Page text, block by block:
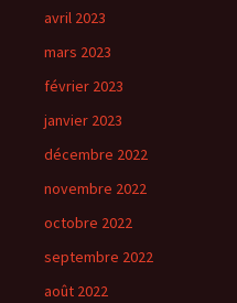
avril 2023
mars 2023
février 2023
janvier 2023
décembre 2022
novembre 2022
octobre 2022
septembre 2022
août 2022